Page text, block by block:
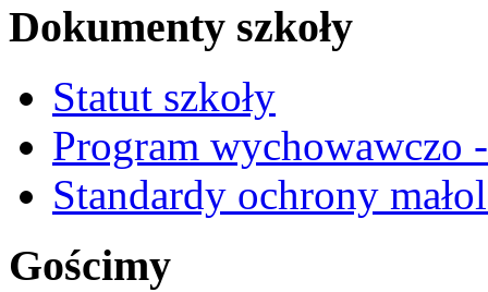
Dokumenty szkoły
Statut szkoły
Program wychowawczo
Standardy ochrony
Gościmy